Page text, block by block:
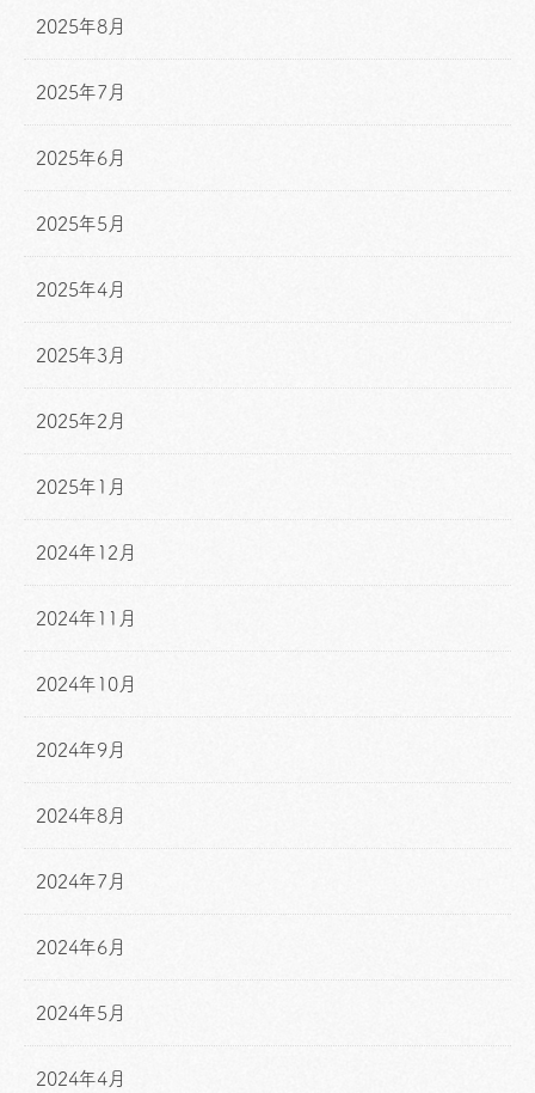
2025年8月
2025年7月
2025年6月
2025年5月
2025年4月
2025年3月
2025年2月
2025年1月
2024年12月
2024年11月
2024年10月
2024年9月
2024年8月
2024年7月
2024年6月
2024年5月
2024年4月